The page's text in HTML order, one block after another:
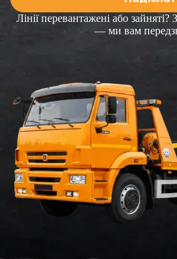
Лінії перевантажені або
— ми вам